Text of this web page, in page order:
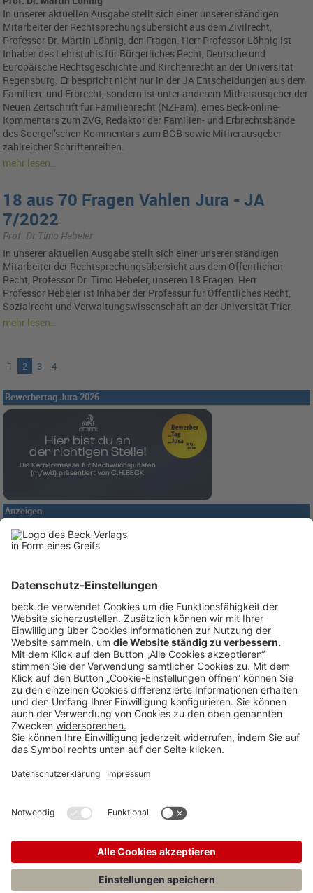
In unserer aktuellen Ausgabe stellt sich einer unserer ständigen
Mitarbeiter der Rechtsprechungsübersicht aus dem Zivilrecht,
Professor Dr. Martin Löhnig, den Fragen. Herr Professor Löhnig ist
Inhaber des Lehrstuhls für Bürgerliches Recht, Deutsche und
Europäische Rechtsgeschichte und Kirchenrecht an der Universität
Regensburg. Er bespricht nicht nur in der JA Entscheidungen aus dem
Familien- und Erbrecht, sondern ist unter anderem Mitherausgeber der
Neuen Zeitschrift für Familienrecht (NZFam), eines Beck-online-
Kommentars zum ZVG, Redaktor der Familien- und Erbrechtsbände
des Soergel’schen Kommentars zum BGB sowie Mitherausgeber
zahlreicher Schriftenreihen.
mehr lesen…
18 aus 70 Fragen Vahlen Jura - JA
7/2022
Prof. Dr.Timo Hebeler
In unserer aktuellen Ausgabe stellt sich einer unserer ständigen
Mitarbeiter der Rechtsprechungsübersicht aus dem Öffentlichen
Recht, Professor Dr. Timo Hebeler, unseren 18 Fragen. Herr
Professor Hebeler ist Inhaber der Professur für Öffentliches Recht,
Sozialrecht und Verwaltungswissenschaft an der Universität Trier.
mehr lesen…
1 2 3 4
Bewerbertag Jura 2026
Anzeigen
BECK Stellenmarkt
Teilen: